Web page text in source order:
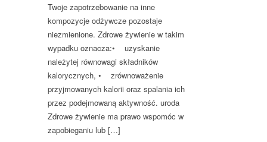
Twoje zapotrzebowanie na inne
kompozycje odżywcze pozostaje
niezmienione. Zdrowe żywienie w takim
wypadku oznacza:• uzyskanie
należytej równowagi składników
kalorycznych, • zrównoważenie
przyjmowanych kalorii oraz spalania ich
przez podejmowaną aktywność. uroda
Zdrowe żywienie ma prawo wspomóc w
zapobieganiu lub […]